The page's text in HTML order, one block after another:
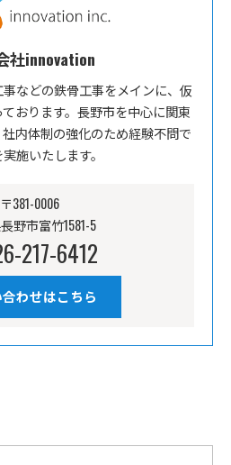
社innovation
などの鉄骨工事をメインに、仮
おります。長野市を中心に関東
内体制の強化のため経験不問で
施いたします。
〒381-0006
野市富竹1581-5
217-6412
わせはこちら